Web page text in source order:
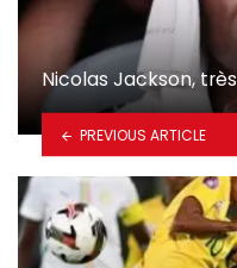
Nicolas Jackson,
PREVIOUS ARTICLE